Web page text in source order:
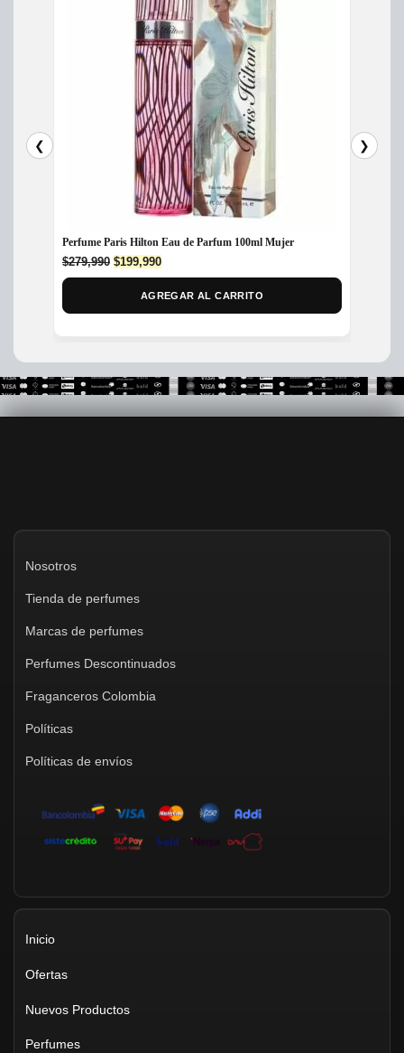
❮
Perfume Paris Hilton Eau de Parfum 100ml Mujer
$279,990 Original
price
$199,990Current
price
is:
AGREGAR AL CARRITO
❯
Nosotros
Tienda de perfumes
Marcas de perfumes
Perfumes Descontinuados
Fraganceros Colombia
Políticas
Políticas de envíos
Inicio
Ofertas
Nuevos Productos
Perfumes